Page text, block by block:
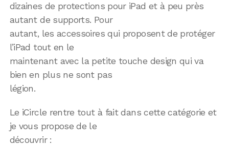
dizaines de protections pour iPad et à peu près
autant de supports. Pour
autant, les accessoires qui proposent de protéger
l’iPad tout en le
maintenant avec la petite touche design qui va
bien en plus ne sont pas
légion.
Le iCircle rentre tout à fait dans cette catégorie et
je vous propose de le
découvrir :